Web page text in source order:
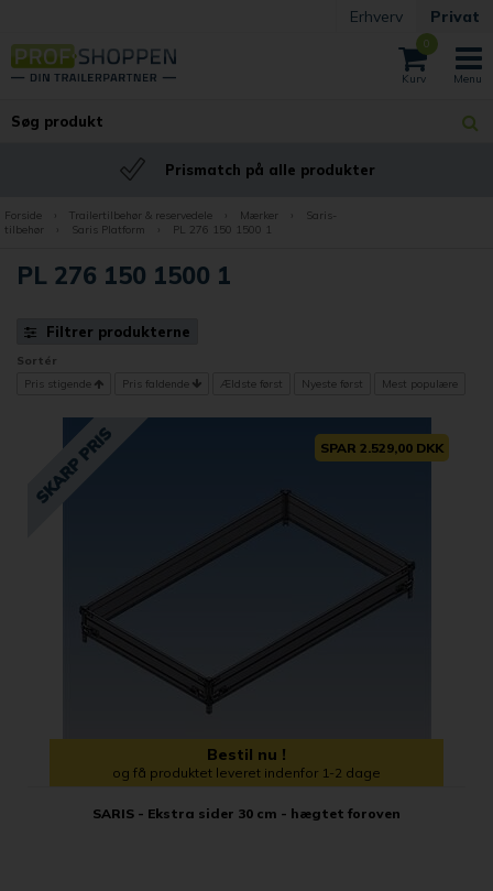
Erhverv Privat
0
Prismatch på alle produkter
Forside Trailertilbehør & reservedele Mærker
Saris-
tilbehør
Saris Platform PL 276 150 1500 1
PL 276 150 1500 1
Filtrer produkterne
Sortér
Pris stigende
Pris faldende Ældste først Nyeste først Mest populære
SPAR 2.529,00 DKK
Bestil nu !
og få produktet leveret indenfor 1-2 dage
SARIS - Ekstra sider 30 cm - hægtet foroven